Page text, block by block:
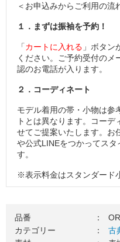
＜お申込みからご利用の流
１．まずは振袖を予約！
「カートに入れる 」ボタン
ください。ご予約受付の
認のお電話が入ります。
２．コーディネート
モデル着用の帯・小物は参
トとは異なります。コー
せてご提案いたします。お
や公式LINEをつかってス
す。
※表示料金はスタンダード
３．振袖一式をお届け（送
品番 ：
カテゴリー
： 古